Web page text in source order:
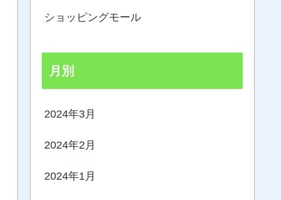
ショッピングモール
月別
2024年3月
2024年2月
2024年1月